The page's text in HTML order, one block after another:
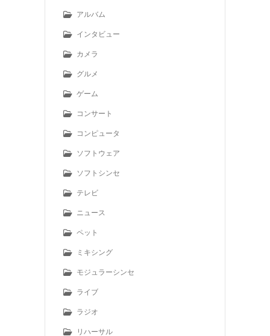
アルバム
インタビュー
カメラ
グルメ
ゲーム
コンサート
コンピュータ
ソフトウェア
ソフトシンセ
テレビ
ニュース
ペット
ミキシング
モジュラーシンセ
ライブ
ラジオ
リハーサル